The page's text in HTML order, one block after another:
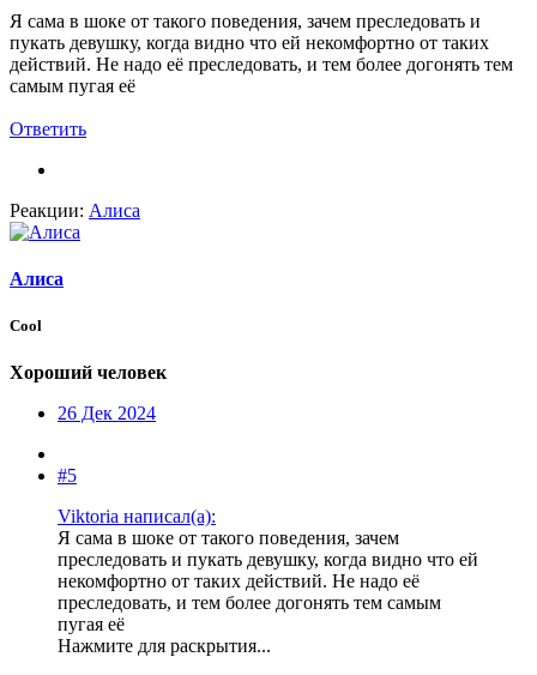
Я сама в шоке от такого поведения, зачем преследовать и
пукать девушку, когда видно что ей некомфортно от таких
действий. Не надо её преследовать, и тем более догонять тем
самым пугая её
Ответить
Реакции: Алиса
Алиса
Cool
Хороший человек
26 Дек 2024
#5
Viktoria написал(а):
Я сама в шоке от такого поведения, зачем
преследовать и пукать девушку, когда видно что ей
некомфортно от таких действий. Не надо её
преследовать, и тем более догонять тем самым
пугая её
Нажмите для раскрытия...